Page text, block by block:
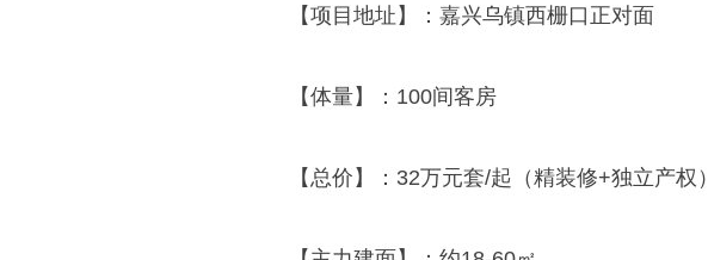
【项目地址】：嘉兴乌镇西栅口正对面
【体量】：100间客房
【总价】：32万元套/起（精装修+独立产权）